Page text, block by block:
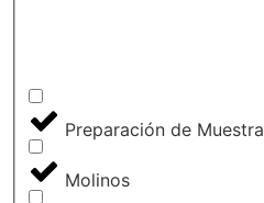
Preparación de Muestra
Molinos